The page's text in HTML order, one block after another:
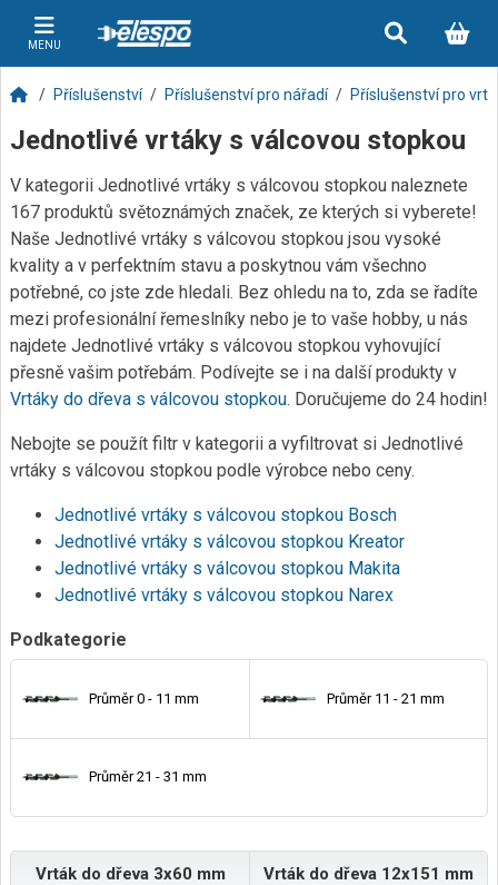
MENU
Příslušenství Příslušenství pro nářadí Příslušenství pro
Jednotlivé vrtáky s válcovou stopkou
V kategorii Jednotlivé vrtáky s válcovou stopkou naleznete
167 produktů světoznámých značek, ze kterých si vyberete!
Naše Jednotlivé vrtáky s válcovou stopkou jsou vysoké
kvality a v perfektním stavu a poskytnou vám všechno
potřebné, co jste zde hledali. Bez ohledu na to, zda se řadíte
mezi profesionální řemeslníky nebo je to vaše hobby, u nás
najdete Jednotlivé vrtáky s válcovou stopkou vyhovující
přesně vašim potřebám. Podívejte se i na další produkty v
Vrtáky do dřeva s válcovou stopkou. Doručujeme do 24 hodin!
Nebojte se použít filtr v kategorii a vyfiltrovat si Jednotlivé
vrtáky s válcovou stopkou podle výrobce nebo ceny.
Jednotlivé vrtáky s válcovou stopkou Bosch
Jednotlivé vrtáky s válcovou stopkou Kreator
Jednotlivé vrtáky s válcovou stopkou Makita
Jednotlivé vrtáky s válcovou stopkou Narex
Podkategorie
Průměr 0 - 11 mm Průměr 11 - 21 mm
Průměr 21 - 31 mm
Vrták do dřeva 3x60 mm
Vrták do dřeva 12x151 mm